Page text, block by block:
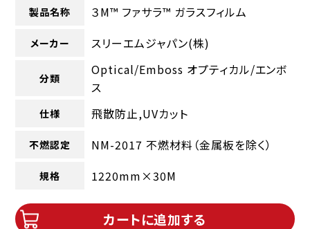
製品名称 ３M™ ファサラ™ ガラスフィルム
メーカー スリーエムジャパン(株)
分類
Optical/Emboss オプティカル/エンボ
ス
仕様 飛散防止,UVカット
不燃認定 NM-2017 不燃材料（金属板を除く）
規格 1220mm×30M
カートに追加する